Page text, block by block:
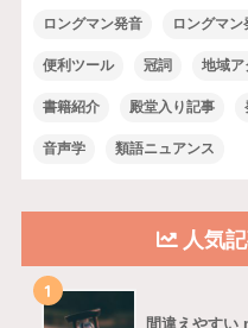
ロングマン発音 ロングマン
便利ツール 冠詞 地域ア
書籍紹介 殿堂入り記事
音声学 類語ニュアンス
人気
1
間違えやすい